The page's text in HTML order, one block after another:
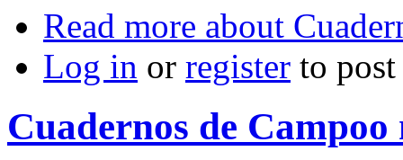
Read more about
Log in or register to
Cuadernos de Campoo